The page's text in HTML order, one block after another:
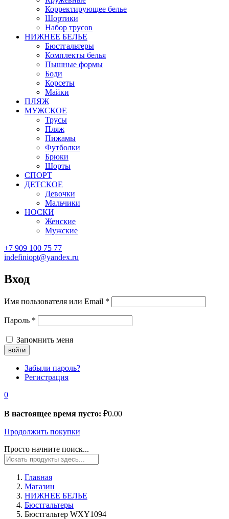
Корректирующее белье
Шортики
Набор трусов
НИЖНЕЕ БЕЛЬЕ
Бюстгальтеры
Комплекты белья
Пышные формы
Боди
Корсеты
Майки
ПЛЯЖ
МУЖСКОЕ
Трусы
Пляж
Пижамы
Футболки
Брюки
Шорты
СПОРТ
ДЕТСКОЕ
Девочки
Мальчики
НОСКИ
Женские
Мужские
+7 909 100 75 77
indefiniopt@yandex.ru
Вход
Имя пользователя или Email *
Пароль *
Запомнить меня
Забыли пароль?
Регистрация
0
В настоящее время пусто: ₽0.00
Продолжить покупки
Просто начните поиск...
Главная
Магазин
НИЖНЕЕ БЕЛЬЕ
Бюстгальтеры
Бюстгальтер WXY1094